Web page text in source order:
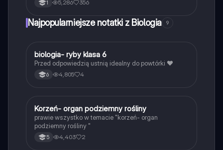
właściwościach redukujących oraz znaczeniu w
metabolizmie. Idealne dla uczniów biologii na
poziomie rozszerzonym.
1 5,286 356
Najpopularniejsze notatki z Biologia 9
BBiologia
biologia- ryby klasa 6
Przed odpowiedzią ustnią idealny do powtórki ❤️
6 4,805 4
KBiologia
Korzeń- organ podziemny rośliny
prawie wszystko w temacie "korzeń- organ
podziemny rośliny "
5 4,403 2